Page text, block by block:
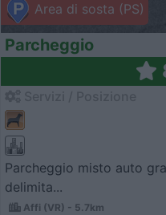
Area di sosta (PS)
Parcheggio
Parcheggio misto auto
delimita...
Affi (VR) - 5.7km